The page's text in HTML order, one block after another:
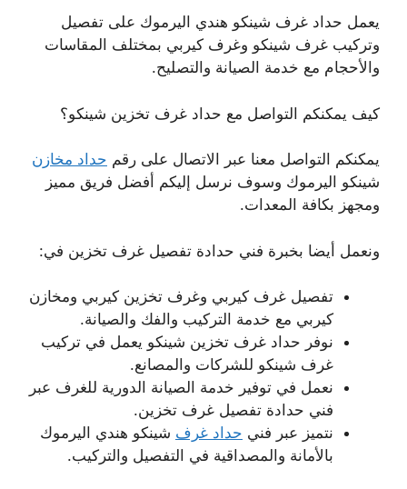
يعمل حداد غرف شينكو هندي اليرموك على تفصيل
وتركيب غرف شينكو وغرف كيربي بمختلف المقاسات
والأحجام مع خدمة الصيانة والتصليح.
كيف يمكنكم التواصل مع حداد غرف تخزين شينكو؟
يمكنكم التواصل معنا عبر الاتصال على رقم حداد مخازن
شينكو اليرموك وسوف نرسل إليكم أفضل فريق مميز
ومجهز بكافة المعدات.
ونعمل أيضا بخبرة فني حدادة تفصيل غرف تخزين في:
تفصيل غرف كيربي وغرف تخزين كيربي ومخازن
كيربي مع خدمة التركيب والفك والصيانة.
نوفر حداد غرف تخزين شينكو يعمل في تركيب
غرف شينكو للشركات والمصانع.
نعمل في توفير خدمة الصيانة الدورية للغرف عبر
فني حدادة تفصيل غرف تخزين.
نتميز عبر فني حداد غرف شينكو هندي اليرموك
بالأمانة والمصداقية في التفصيل والتركيب.